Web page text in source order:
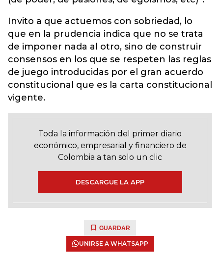
Invito a que actuemos con sobriedad, lo
que en la prudencia indica que no se trata
de imponer nada al otro, sino de construir
consensos en los que se respeten las reglas
de juego introducidas por el gran acuerdo
constitucional que es la carta constitucional
vigente.
Toda la información del primer diario
económico, empresarial y financiero de
Colombia a tan solo un clic
DESCARGUE LA APP
GUARDAR
UNIRSE A WHATSAPP